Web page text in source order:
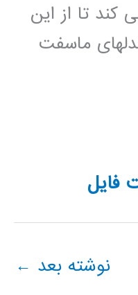
تا از این
ماسفت
فایل
نوشته بعد ←